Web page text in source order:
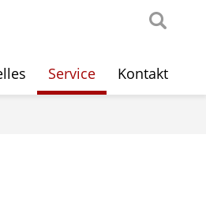
Service Kontakt